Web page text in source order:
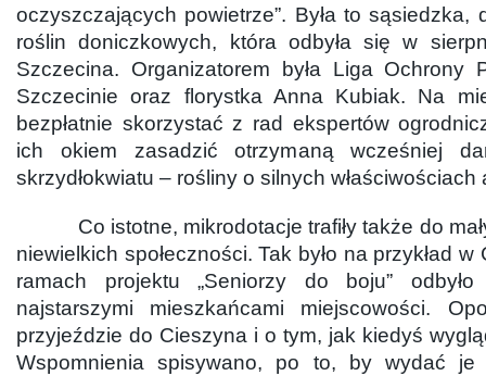
oczyszczających powietrze”. Była to sąsiedzka,
roślin doniczkowych, która odbyła się w
Szczecina. Organizatorem była Liga Ochrony
Szczecinie oraz florystka Anna Kubiak. Na
bezpłatnie skorzystać z rad ekspertów
ich okiem zasadzić otrzymaną wcześniej
skrzydłokwiatu – rośliny o silnych
Co istotne, mikrodotacje trafiły także do
niewielkich społeczności. Tak było na przykład
ramach projektu „Seniorzy do boju”
najstarszymi mieszkańcami miejscowości.
przyjeździe do Cieszyna i o tym, jak kiedyś
Wspomnienia spisywano, po to, by wydać